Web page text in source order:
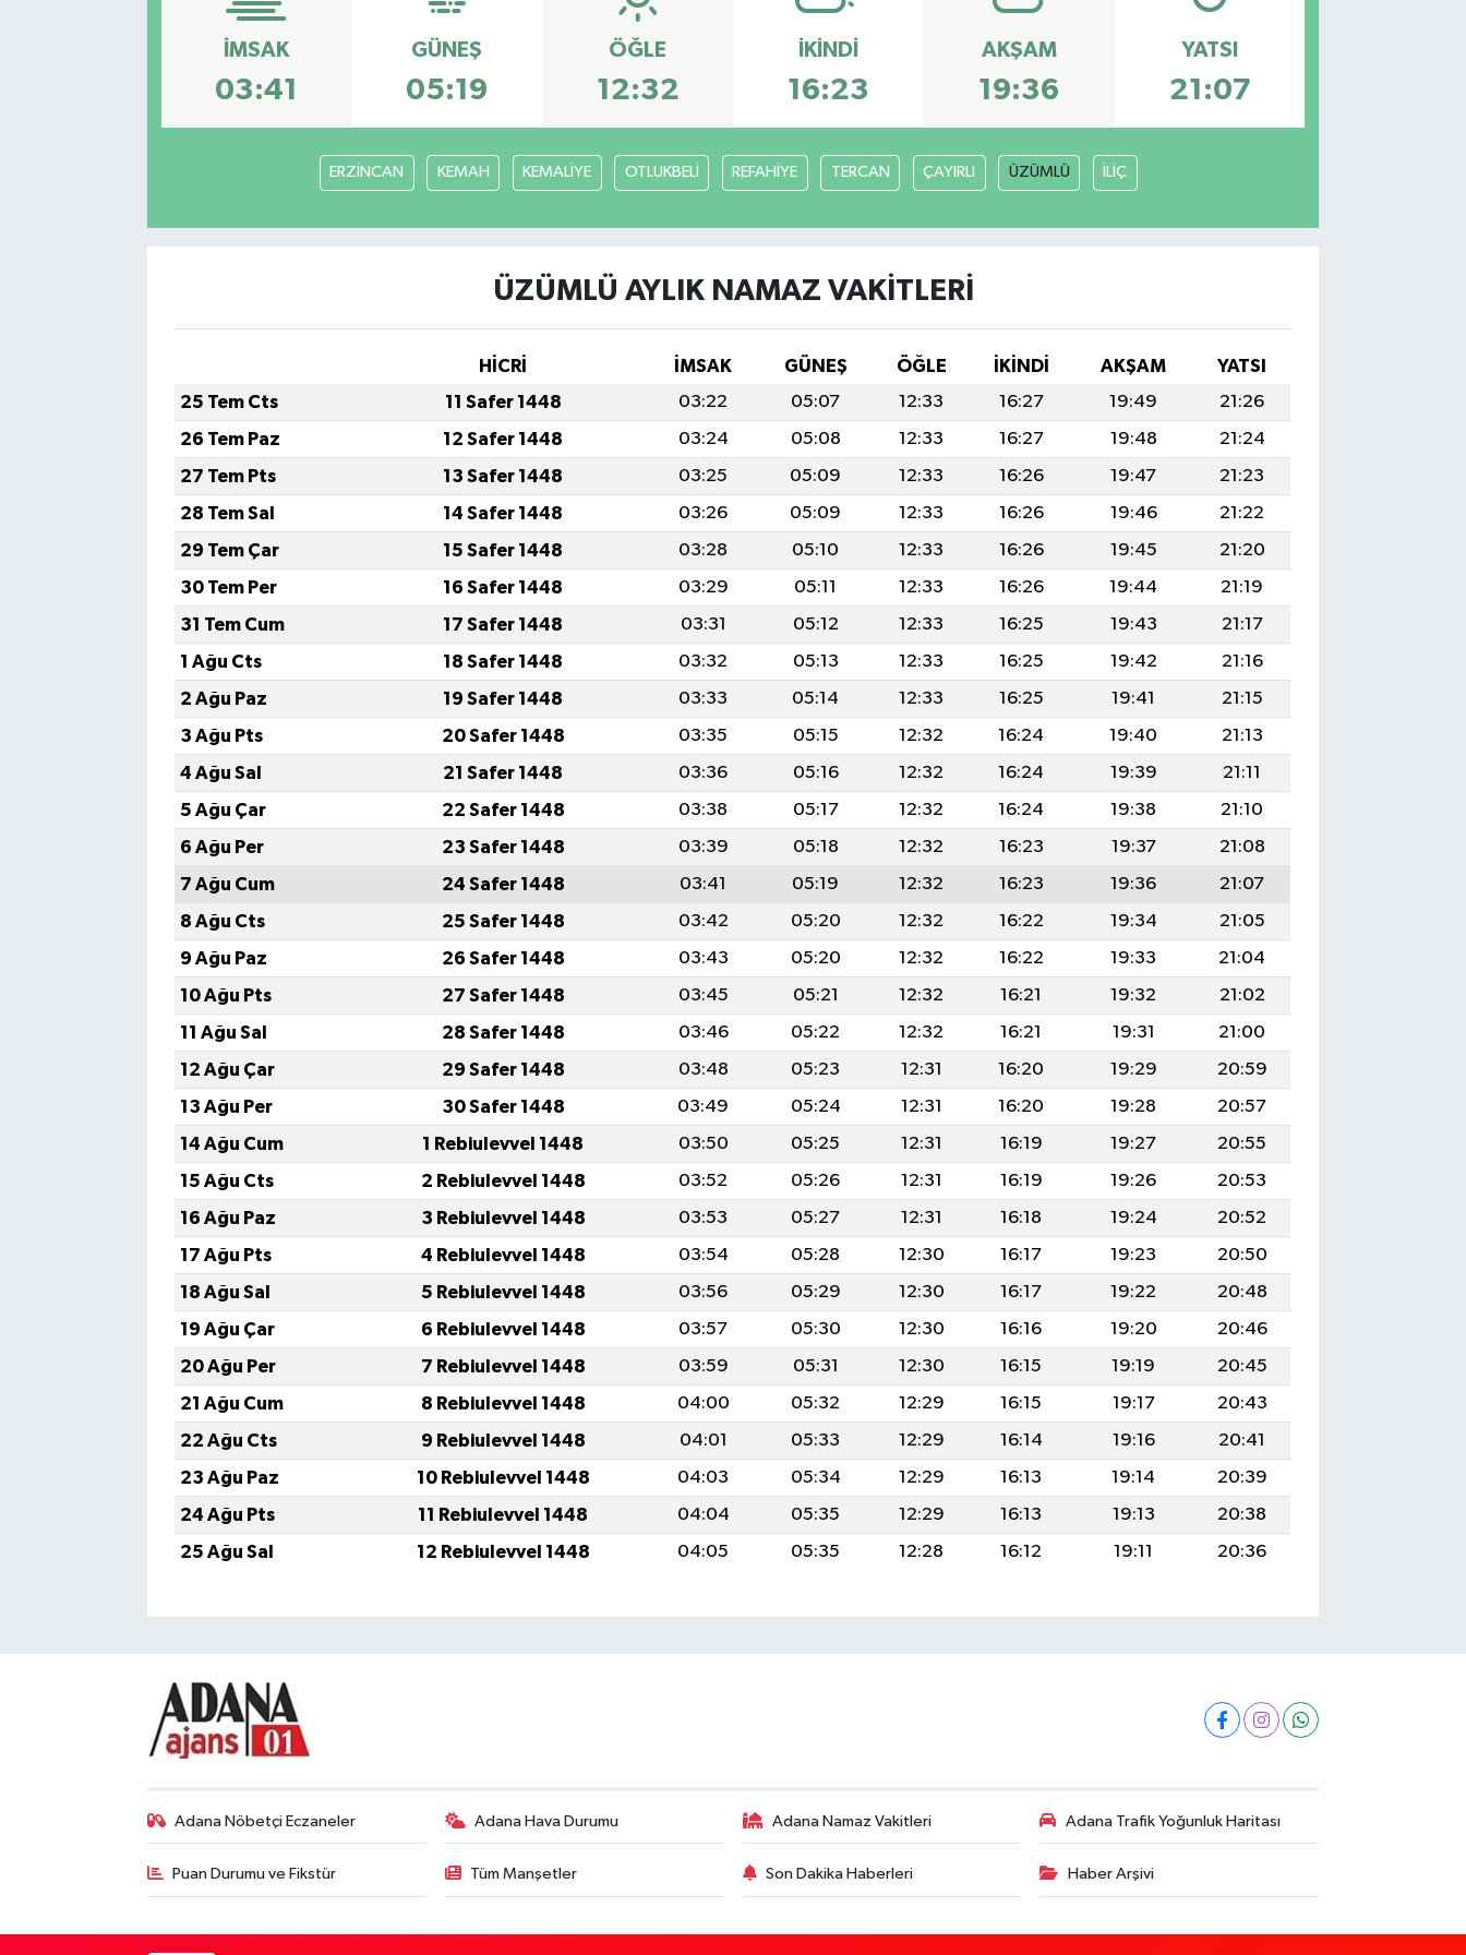
İMSAK
03:41
GÜNEŞ
05:19
ÖĞLE
12:32
İKINDI
16:23
AKŞAM
19:36
YATSI
21:07
ERZİNCAN KEMAH KEMALİYE OTLUKBELİ REFAHİYE TERCAN ÇAYIRLI ÜZÜMLÜ İLİÇ
ÜZÜMLÜ AYLIK NAMAZ VAKITLERI
HİCRİ İMSAK GÜNEŞ ÖĞLE İKINDI AKŞAM
YATSI
25 Tem Cts
11 Safer 1448 03:22 05:07 12:33 16:27 19:49
21:26
26 Tem Paz
12 Safer 1448 03:24 05:08 12:33 16:27 19:48
21:24
27 Tem Pts
13 Safer 1448 03:25 05:09 12:33 16:26 19:47
21:23
28 Tem Sal
14 Safer 1448 03:26 05:09 12:33 16:26 19:46
21:22
29 Tem Çar
15 Safer 1448 03:28 05:10 12:33 16:26 19:45
21:20
30 Tem Per
16 Safer 1448 03:29 05:11 12:33 16:26 19:44
21:19
31 Tem Cum
17 Safer 1448 03:31 05:12 12:33 16:25 19:43
21:17
1 Ağu Cts
18 Safer 1448 03:32 05:13 12:33 16:25 19:42
21:16
2 Ağu Paz
19 Safer 1448 03:33 05:14 12:33 16:25 19:41
21:15
3 Ağu Pts
20 Safer 1448 03:35 05:15 12:32 16:24 19:40
21:13
4 Ağu Sal
21 Safer 1448 03:36 05:16 12:32 16:24 19:39
21:11
5 Ağu Çar
22 Safer 1448 03:38 05:17 12:32 16:24 19:38
21:10
6 Ağu Per
23 Safer 1448 03:39 05:18 12:32 16:23 19:37
21:08
7 Ağu Cum
24 Safer 1448 03:41 05:19 12:32 16:23 19:36
21:07
8 Ağu Cts
25 Safer 1448 03:42 05:20 12:32 16:22 19:34
21:05
9 Ağu Paz
26 Safer 1448 03:43 05:20 12:32 16:22 19:33
21:04
10 Ağu Pts
27 Safer 1448 03:45 05:21 12:32 16:21 19:32
21:02
11 Ağu Sal
28 Safer 1448 03:46 05:22 12:32 16:21 19:31
21:00
12 Ağu Çar
29 Safer 1448 03:48 05:23 12:31 16:20 19:29
20:59
13 Ağu Per
30 Safer 1448 03:49 05:24 12:31 16:20 19:28
20:57
14 Ağu Cum
1 Rebiulevvel 1448 03:50 05:25 12:31 16:19 19:27
20:55
15 Ağu Cts
2 Rebiulevvel 1448 03:52 05:26 12:31 16:19 19:26
20:53
16 Ağu Paz
3 Rebiulevvel 1448 03:53 05:27 12:31 16:18 19:24
20:52
17 Ağu Pts
4 Rebiulevvel 1448 03:54 05:28 12:30 16:17 19:23
20:50
18 Ağu Sal
5 Rebiulevvel 1448 03:56 05:29 12:30 16:17 19:22
20:48
19 Ağu Çar
6 Rebiulevvel 1448 03:57 05:30 12:30 16:16 19:20
20:46
20 Ağu Per
7 Rebiulevvel 1448 03:59 05:31 12:30 16:15 19:19
20:45
21 Ağu Cum
8 Rebiulevvel 1448 04:00 05:32 12:29 16:15 19:17
20:43
22 Ağu Cts
9 Rebiulevvel 1448 04:01 05:33 12:29 16:14 19:16
20:41
23 Ağu Paz
10 Rebiulevvel 1448 04:03 05:34 12:29 16:13 19:14
20:39
24 Ağu Pts
11 Rebiulevvel 1448 04:04 05:35 12:29 16:13 19:13
20:38
25 Ağu Sal
12 Rebiulevvel 1448 04:05 05:35 12:28 16:12 19:11 20:36
Adana Nöbetçi Eczaneler Adana Hava Durumu Adana Namaz Vakitleri Adana Trafik Yoğunluk Haritası
Puan Durumu ve Fikstür Tüm Manşetler Son Dakika Haberleri Haber Arşivi